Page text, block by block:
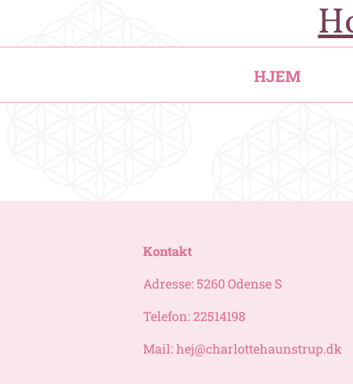
HJEM
Kontakt
Adresse: 5260 Odense S
Telefon: 22514198
Mail: hej@charlottehaunstrup.dk